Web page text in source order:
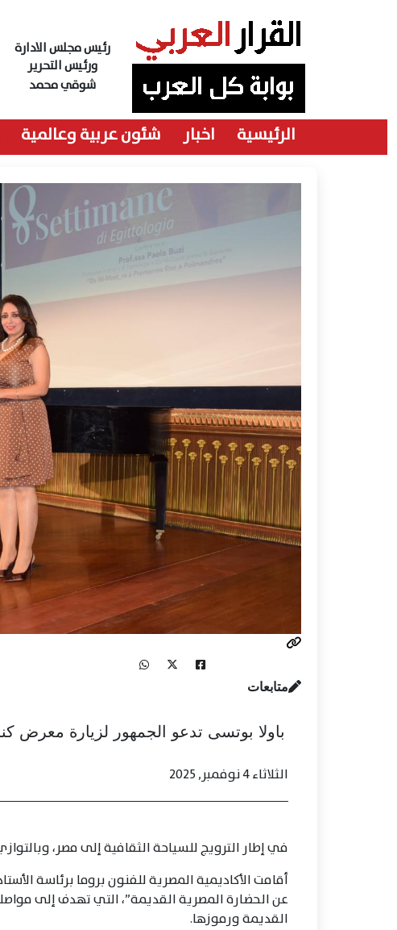
رئيس مجلس الادارة
ورئيس التحرير
شوقي محمد
الرئيسية اخبار شئون عربية وعالمية
متابعات
باولا بوتسى تدعو الجمهور لزيارة معرض
الثلاثاء 4 نوفمبر, 2025
في إطار الترويج للسياحة الثقافية إلى مصر،
أقامت الأكاديمية المصرية للفنون بروما برئاسة
عن الحضارة المصرية القديمة”، التي تهدف إلى
القديمة ورموزها.